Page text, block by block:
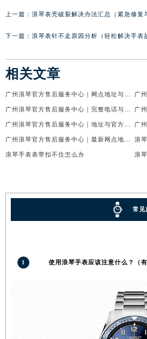
上一篇： 浪琴表壳破裂解决办法汇总（紧急修复
下一篇： 浪琴表针不走原因分析（轻松解决手表
相关文章
浪
浪琴手表表带扣不住怎么办 浪
常见
1 使用浪琴手表应该注意什么？（